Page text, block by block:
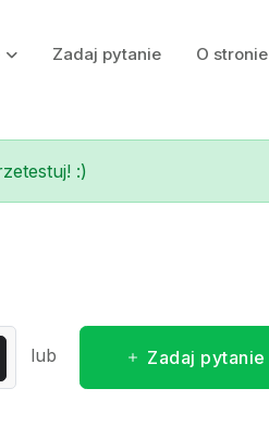
Zadaj pytanie O stronie
:)
lub Zadaj pytanie